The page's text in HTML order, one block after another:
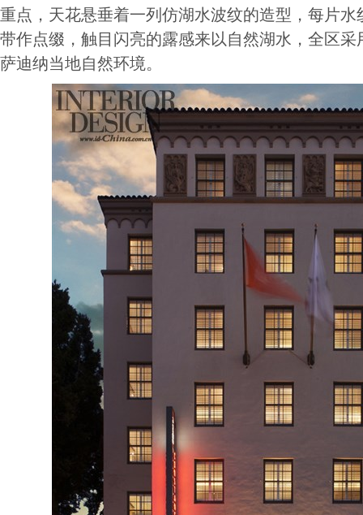
重点，天花悬垂着一列仿湖水波纹的造型，每片
带作点缀，触目闪亮的露感来以自然湖水，全区
萨迪纳当地自然环境。